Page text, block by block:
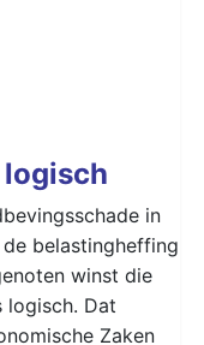
in
belastingheffing
winst die
logisch. Dat
Zaken